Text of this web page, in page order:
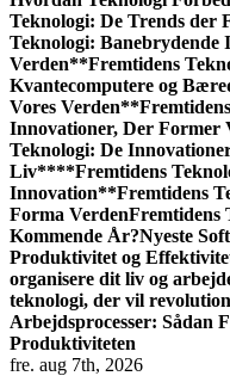
Teknologi: De Trends der
Teknologi:
Verden**Fremtidens
Kvantecomputere og
Vores Verden
Innovationer, Der Former
Teknologi: De
Liv****Fremtidens
Innovation**Fremtidens
Forma VerdenFremtidens
Kommende År?Nyeste
Produktivitet og
organisere dit liv og
teknologi, der vil
Arbejdsprocesser: Sådan
Produktiviteten
fre. aug 7th, 2026